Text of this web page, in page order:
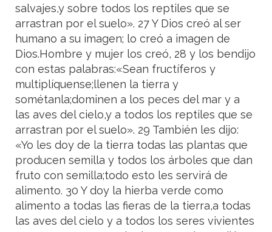
salvajes,y sobre todos los reptiles que se
arrastran por el suelo». 27 Y Dios creó al ser
humano a su imagen; lo creó a imagen de
Dios.Hombre y mujer los creó, 28 y los bendijo
con estas palabras:«Sean fructíferos y
multiplíquense;llenen la tierra y
sométanla;dominen a los peces del mar y a
las aves del cielo,y a todos los reptiles que se
arrastran por el suelo». 29 También les dijo:
«Yo les doy de la tierra todas las plantas que
producen semilla y todos los árboles que dan
fruto con semilla;todo esto les servirá de
alimento. 30 Y doy la hierba verde como
alimento a todas las fieras de la tierra,a todas
las aves del cielo y a todos los seres vivientes